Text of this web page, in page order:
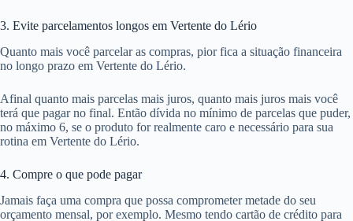
3. Evite parcelamentos longos em Vertente do Lério
Quanto mais você parcelar as compras, pior fica a situação financeira
no longo prazo em Vertente do Lério.
Afinal quanto mais parcelas mais juros, quanto mais juros mais você
terá que pagar no final. Então dívida no mínimo de parcelas que puder,
no máximo 6, se o produto for realmente caro e necessário para sua
rotina em Vertente do Lério.
4. Compre o que pode pagar
Jamais faça uma compra que possa comprometer metade do seu
orçamento mensal, por exemplo. Mesmo tendo cartão de crédito para